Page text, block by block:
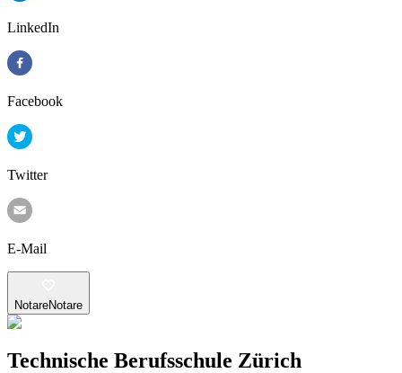
LinkedIn
Facebook
Twitter
E-Mail
NotareNotare
Technische Berufsschule Zürich